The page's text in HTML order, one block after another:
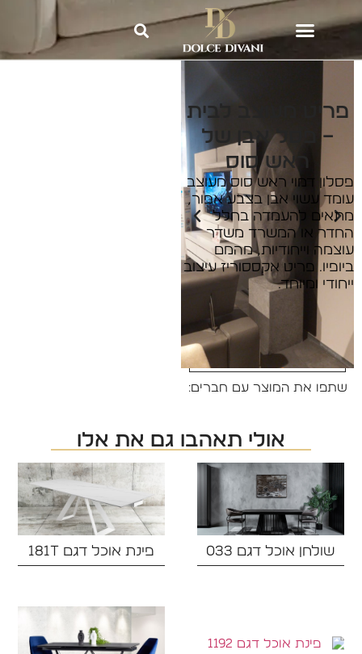
פריט מעוצב לבית
– פסל אבן של
ראש סוס
פסלון דמוי ראש סוס מעוצב
עומד עשוי אבן בצבע אפור,
מתאים להעמדה בחלל
החדר או המשרד משדר
עוצמה וייחודיות, מהמם
ביופיו. פריט אקססוריז עיצוב
ייחודי ומיוחד.
ליצירת קשר: 2540*
השאירו פרטים
שתפו את המוצר עם חברים:
אולי תאהבו גם את אלו
שולחן אוכל דגם 033 פינת אוכל דגם 181T